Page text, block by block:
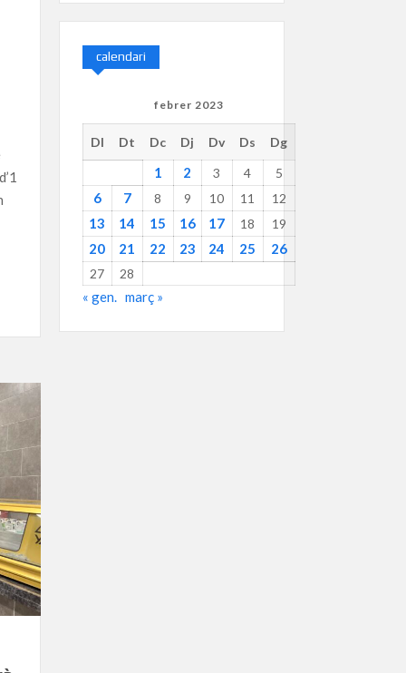
calendari
febrer 2023
Dl Dt Dc Dj Dv Ds Dg
1 2 3 4 5
6 7 8 9 10 11 12
13 14 15 16 17 18 19
20 21 22 23 24 25 26
27 28
« gen. març »